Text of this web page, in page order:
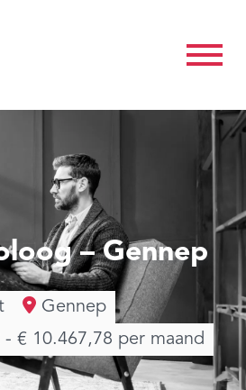
– Gennep
Gennep
€ 10.467,78 per maand